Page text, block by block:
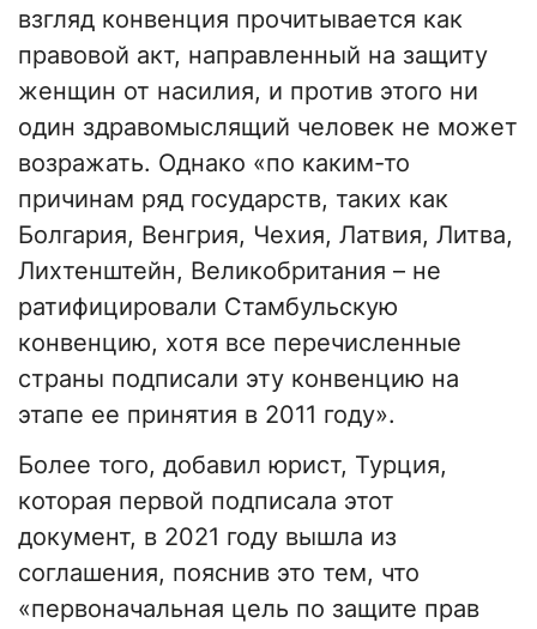
взгляд конвенция прочитывается как
правовой акт, направленный на защиту
женщин от насилия, и против этого ни
один здравомыслящий человек не может
возражать. Однако «по каким-то
причинам ряд государств, таких как
Болгария, Венгрия, Чехия, Латвия, Литва,
Лихтенштейн, Великобритания – не
ратифицировали Стамбульскую
конвенцию, хотя все перечисленные
страны подписали эту конвенцию на
этапе ее принятия в 2011 году».
Более того, добавил юрист, Турция,
которая первой подписала этот
документ, в 2021 году вышла из
соглашения, пояснив это тем, что
«первоначальная цель по защите прав